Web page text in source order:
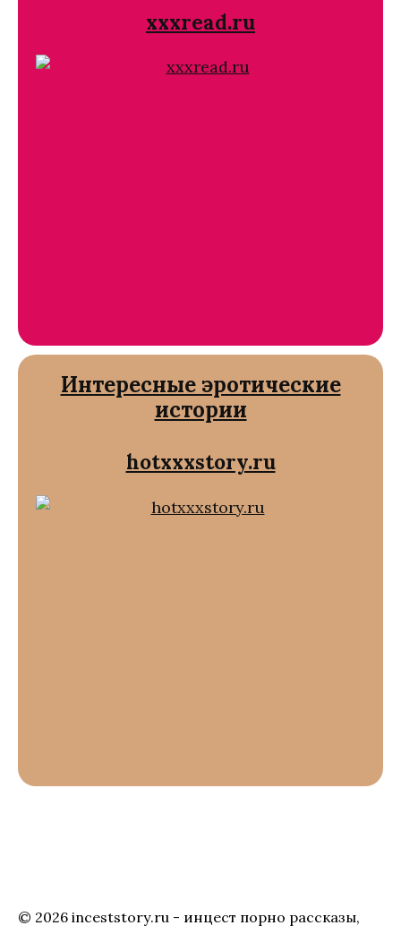
xxxread.ru
Интересные эротические
истории
hotxxxstory.ru
© 2026 inceststory.ru - инцест порно рассказы,